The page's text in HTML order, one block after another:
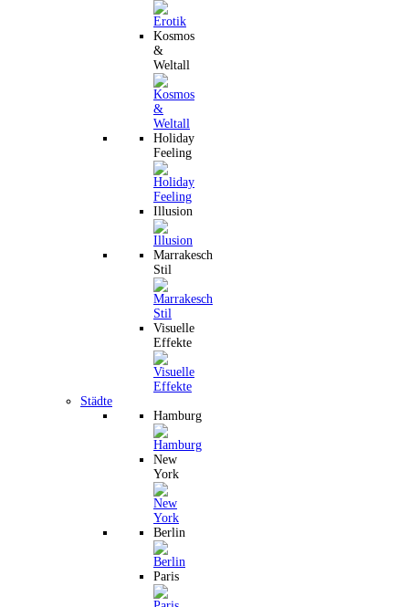
Kosmos
&
Weltall
Holiday
Feeling
Illusion
Marrakesch
Stil
Visuelle
Effekte
Städte
Hamburg
New
York
Berlin
Paris